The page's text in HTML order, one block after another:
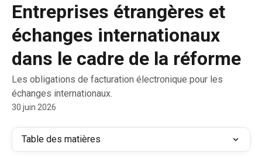
Entreprises étrangères et
échanges internationaux
dans le cadre de la réforme
Les obligations de facturation électronique pour les
échanges internationaux.
30 juin 2026
Table des matières